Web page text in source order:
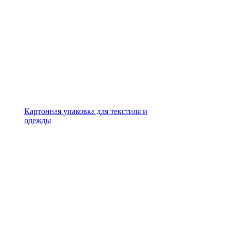
Картонная упаковка для текстиля и
одежды